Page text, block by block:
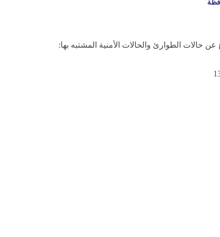
عن حالات الطوارئ والحالات الأمنية المشتبه بها: